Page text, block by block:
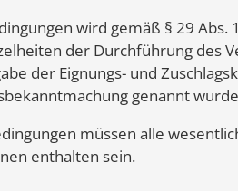
wird gemäß § 29 Abs.
der Durchführung des
der Eignungs- und
genannt
müssen alle
enthalten sein.